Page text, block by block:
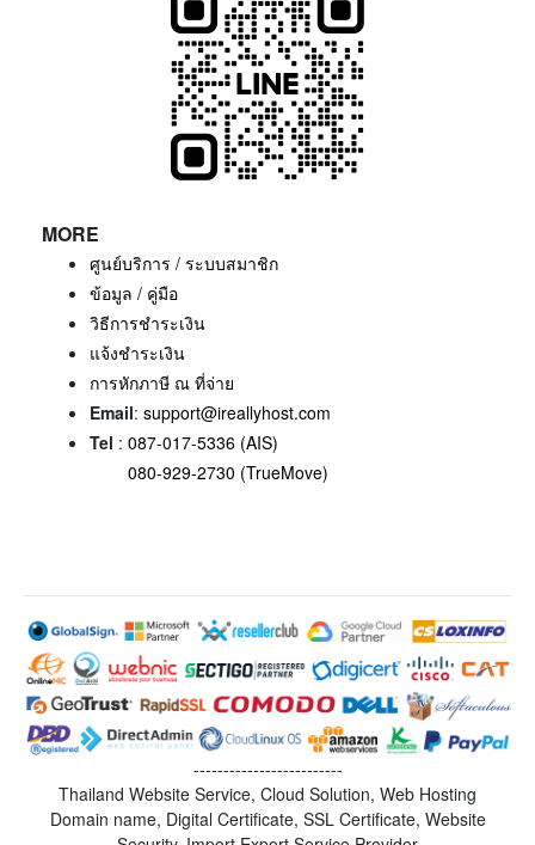
MORE
ศูนย์บริการ / ระบบสมาชิก
ข้อมูล / คู่มือ
วิธีการชำระเงิน
แจ้งชำระเงิน
การหักภาษี ณ ที่จ่าย
Email: support@ireallyhost.com
Tel : 087-017-5336 (AIS)
080-929-2730 (TrueMove)
-------------------------
Thailand Website Service, Cloud Solution, Web Hosting
Domain name, Digital Certificate, SSL Certificate, Website